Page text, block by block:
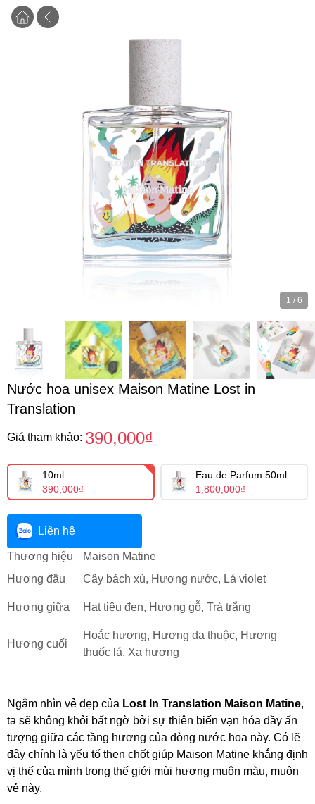
1 / 6
Nước hoa unisex Maison Matine Lost in
Translation
Giá tham khảo: 390,000₫
10ml
390,000₫
Eau de Parfum 50ml
1,800,000₫
Liên hệ
Thương hiệu
Maison Matine
Hương đầu
Cây bách xù, Hương nước, Lá violet
Hương giữa Hạt tiêu đen, Hương gỗ, Trà trắng
Hương cuối
Hoắc hương, Hương da thuộc, Hương
thuốc lá, Xạ hương
Ngắm nhìn vẻ đẹp của Lost In Translation Maison Matine,
ta sẽ không khỏi bất ngờ bởi sự thiên biến vạn hóa đầy ấn
tượng giữa các tầng hương của dòng nước hoa này. Có lẽ
đây chính là yếu tố then chốt giúp Maison Matine khẳng định
vị thế của mình trong thế giới mùi hương muôn màu, muôn
vẻ này.